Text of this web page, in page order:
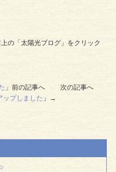
「太陽光ブログ」をクリック
」前の記事へ 次の記事へ
プしました 」→